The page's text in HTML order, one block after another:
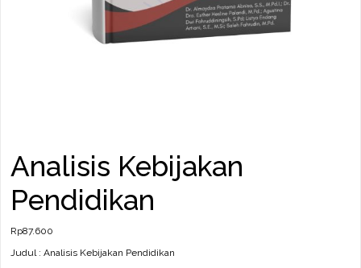
Analisis Kebijakan
Pendidikan
Rp87.600
Judul : Analisis Kebijakan Pendidikan